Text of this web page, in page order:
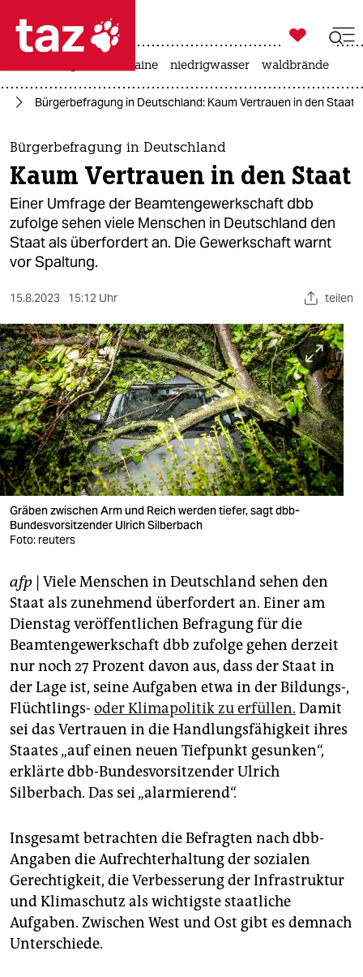
 taz zahl ich
taz zahl ich
themen
politik
öko
gesellschaft
kultur
sport
berlin
nord
wahrheit
verlag
verlag
veranstaltungen
fragen & hilfe
unterstützen
abo
genossenschaft
epaper login

taz zahl ich
krieg in der ukraine niedrigwasser waldbrände
Bürgerbefragung in Deutschland: Kaum Vertrauen in den Staat
Bürgerbefragung in Deutschland
Kaum Vertrauen in den Staat
Einer Umfrage der Beamtengewerkschaft dbb
zufolge sehen viele Menschen in Deutschland den
Staat als überfordert an. Die Gewerkschaft warnt
vor Spaltung.
15.8.2023 15:12 Uhr teilen
Gräben zwischen Arm und Reich werden tiefer, sagt dbb-
Bundesvorsitzender Ulrich Silberbach
Foto: reuters
afp | Viele Menschen in Deutschland sehen den
Staat als zunehmend überfordert an. Einer am
Dienstag veröffentlichen Befragung für die
Beamtengewerkschaft dbb zufolge gehen derzeit
nur noch 27 Prozent davon aus, dass der Staat in
der Lage ist, seine Aufgaben etwa in der Bildungs-,
Flüchtlings- oder Klimapolitik zu erfüllen. Damit
sei das Vertrauen in die Handlungsfähigkeit ihres
Staates „auf einen neuen Tiefpunkt gesunken“,
erklärte dbb-Bundesvorsitzender Ulrich
Silberbach. Das sei „alarmierend“.
Insgesamt betrachten die Befragten nach dbb-
Angaben die Aufrechterhaltung der sozialen
Gerechtigkeit, die Verbesserung der Infrastruktur
und Klimaschutz als wichtigste staatliche
Aufgaben. Zwischen West und Ost gibt es demnach
Unterschiede.